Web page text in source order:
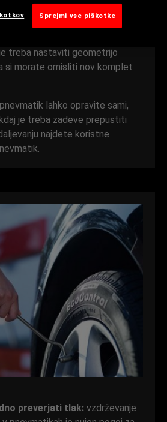
treba nastaviti geometrijo
si morate omisliti nov komplet
lahko opravite sami,
je treba zadeve prepustiti
najdete koristne
preverjati tlak: vzdrževanje
Sprejmi vse piškotke